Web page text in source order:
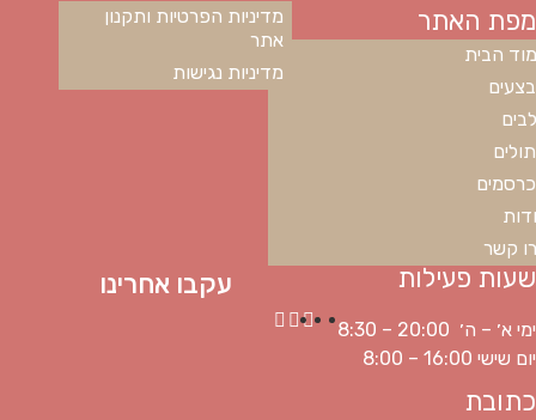
מפת האתר
הבית
קשר
מדיניות הפרטיות ותקנון
אתר
מדיניות נגישות
שעות פעילות
ימי א׳ – ה׳ 20:00 – 8:30
יום שישי 16:00 – 8:00
כתובת
עקבו אחרינו